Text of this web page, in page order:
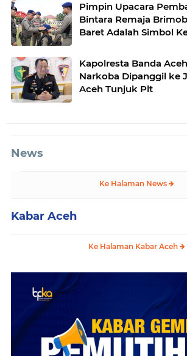
Pimpin Upacara
Bintara Remaja
Baret Adalah Simbol
Kapolresta Banda
Narkoba Dipanggil ke
Aceh Tunjuk Plt
News
Ke Halaman News
Kabar Aceh
Ke Halaman Kabar Aceh